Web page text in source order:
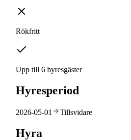
Rökfritt
Upp till 6 hyresgäster
Hyresperiod
2026-05-01 Tillsvidare
Hyra